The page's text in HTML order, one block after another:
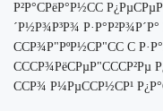
Р²Р°СРёР°Р½СС
´Р½Р¾Р³Р¾ Р·Р°Р²Р¾Р´Р°
ССР¾Р"РºР½СР"СС С
ССР¾ Р¼РµССР½СР¹